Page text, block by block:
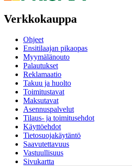
Verkkokauppa
Ohjeet
Ensitilaajan pikaopas
Myymälänouto
Palautukset
Reklamaatio
Takuu ja huolto
Toimitustavat
Maksutavat
Asennuspalvelut
Tilaus- ja toimitusehdot
Käyttöehdot
Tietosuojakäytäntö
Saavutettavuus
Vastuullisuus
Sivukartta